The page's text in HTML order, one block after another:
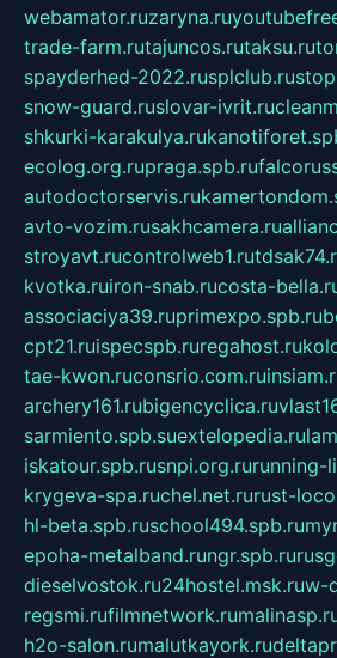
webamator.ruzaryna.ru
trade-farm.rutajuncos.rutaksu.ru
spayderhed-2022.rusplclub.ru
snow-guard.ruslovar-ivrit.ru
shkurki-karakulya.ru
ecolog.org.rupraga.spb.ru
autodoctorservis.ru
avto-vozim.rusakhcamera.ru
stroyavt.rucontrolweb1.ru
kvotka.ruiron-snab.rucosta-
associaciya39.ruprimexpo.spb.ru
cpt21.ruispecspb.ruregahost.ru
tae-kwon.ruconsrio.com.ru
archery161.rubigencyclica.ru
sarmiento.spb.suextelopedia.ru
iskatour.spb.rusnpi.org.rurunning-
krygeva-spa.ruchel.net.rurust-
hl-beta.spb.ruschool494.spb.ru
epoha-metalband.rungr.spb.ru
dieselvostok.ru24hostel.msk.ruw-
regsmi.rufilmnetwork.ru
h2o-salon.rumalutkayork.ru